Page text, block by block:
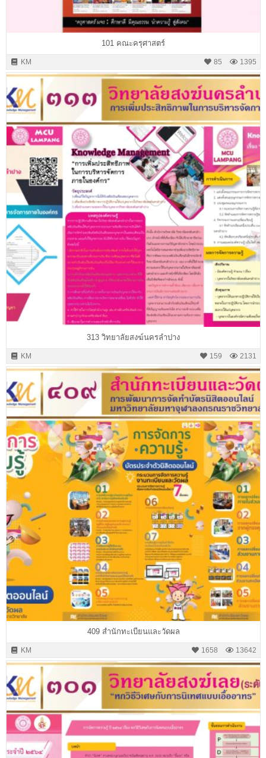
101 คณะครุศาสตร์
KM 1395
85
313 วิทยาลัยสงฆ์นครลำปาง
KM 2131
159
409 สำนักทะเบียนและวัดผล
KM 13642
1658